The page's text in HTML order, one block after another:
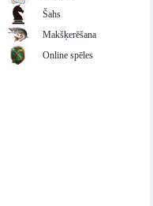
Šahs
Makšķerēšana
Online spēles